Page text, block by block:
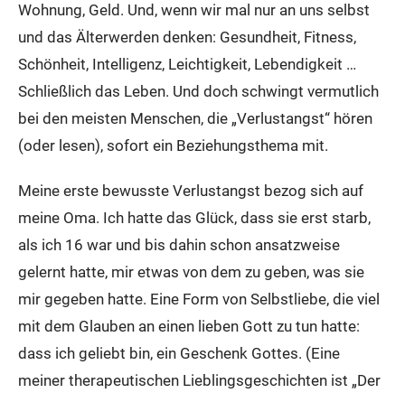
Wohnung, Geld. Und, wenn wir mal nur an uns selbst
und das Älterwerden denken: Gesundheit, Fitness,
Schönheit, Intelligenz, Leichtigkeit, Lebendigkeit …
Schließlich das Leben. Und doch schwingt vermutlich
bei den meisten Menschen, die „Verlustangst“ hören
(oder lesen), sofort ein Beziehungsthema mit.
Meine erste bewusste Verlustangst bezog sich auf
meine Oma. Ich hatte das Glück, dass sie erst starb,
als ich 16 war und bis dahin schon ansatzweise
gelernt hatte, mir etwas von dem zu geben, was sie
mir gegeben hatte. Eine Form von Selbstliebe, die viel
mit dem Glauben an einen lieben Gott zu tun hatte:
dass ich geliebt bin, ein Geschenk Gottes. (Eine
meiner therapeutischen Lieblingsgeschichten ist „Der